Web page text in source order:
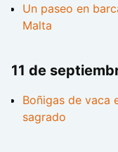
Un paseo en
Malta
11 de
Boñigas de vaca
sagrado